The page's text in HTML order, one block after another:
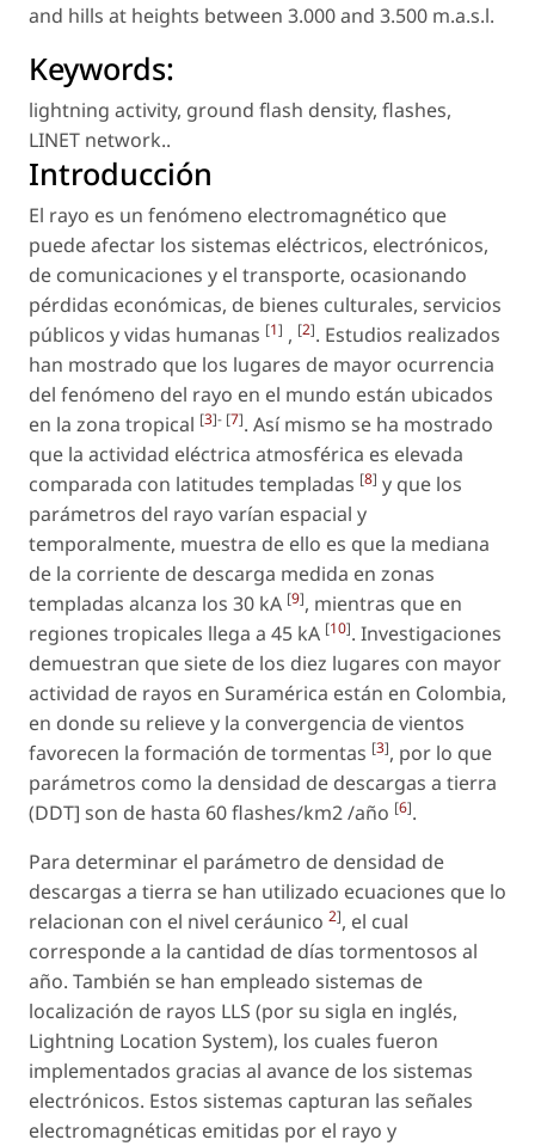
and hills at heights between 3.000 and 3.500 m.a.s.l.
Keywords:
lightning activity, ground flash density, flashes,
LINET network..
Introducción
El rayo es un fenómeno electromagnético que
puede afectar los sistemas eléctricos, electrónicos,
de comunicaciones y el transporte, ocasionando
pérdidas económicas, de bienes culturales, servicios
públicos y vidas humanas [1] , [2]. Estudios realizados
han mostrado que los lugares de mayor ocurrencia
del fenómeno del rayo en el mundo están ubicados
en la zona tropical [3]- [7]. Así mismo se ha mostrado
que la actividad eléctrica atmosférica es elevada
comparada con latitudes templadas [8] y que los
parámetros del rayo varían espacial y
temporalmente, muestra de ello es que la mediana
de la corriente de descarga medida en zonas
templadas alcanza los 30 kA [9], mientras que en
regiones tropicales llega a 45 kA [10]. Investigaciones
demuestran que siete de los diez lugares con mayor
actividad de rayos en Suramérica están en Colombia,
en donde su relieve y la convergencia de vientos
favorecen la formación de tormentas [3], por lo que
parámetros como la densidad de descargas a tierra
(DDT] son de hasta 60 flashes/km2 /año [6].
Para determinar el parámetro de densidad de
descargas a tierra se han utilizado ecuaciones que lo
relacionan con el nivel ceráunico 2], el cual
corresponde a la cantidad de días tormentosos al
año. También se han empleado sistemas de
localización de rayos LLS (por su sigla en inglés,
Lightning Location System), los cuales fueron
implementados gracias al avance de los sistemas
electrónicos. Estos sistemas capturan las señales
electromagnéticas emitidas por el rayo y